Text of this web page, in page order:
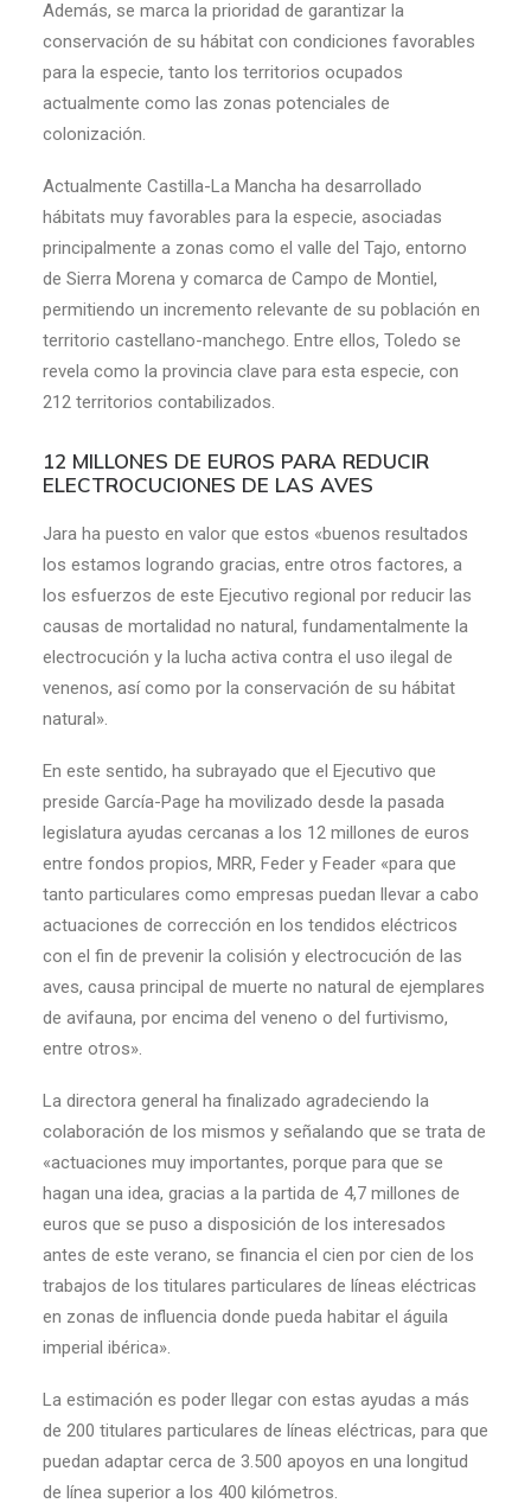
Además, se marca la prioridad de garantizar la
conservación de su hábitat con condiciones favorables
para la especie, tanto los territorios ocupados
actualmente como las zonas potenciales de
colonización.
Actualmente Castilla-La Mancha ha desarrollado
hábitats muy favorables para la especie, asociadas
principalmente a zonas como el valle del Tajo, entorno
de Sierra Morena y comarca de Campo de Montiel,
permitiendo un incremento relevante de su población en
territorio castellano-manchego. Entre ellos, Toledo se
revela como la provincia clave para esta especie, con
212 territorios contabilizados.
12 MILLONES DE EUROS PARA REDUCIR
ELECTROCUCIONES DE LAS AVES
Jara ha puesto en valor que estos «buenos resultados
los estamos logrando gracias, entre otros factores, a
los esfuerzos de este Ejecutivo regional por reducir las
causas de mortalidad no natural, fundamentalmente la
electrocución y la lucha activa contra el uso ilegal de
venenos, así como por la conservación de su hábitat
natural».
En este sentido, ha subrayado que el Ejecutivo que
preside García-Page ha movilizado desde la pasada
legislatura ayudas cercanas a los 12 millones de euros
entre fondos propios, MRR, Feder y Feader «para que
tanto particulares como empresas puedan llevar a cabo
actuaciones de corrección en los tendidos eléctricos
con el fin de prevenir la colisión y electrocución de las
aves, causa principal de muerte no natural de ejemplares
de avifauna, por encima del veneno o del furtivismo,
entre otros».
La directora general ha finalizado agradeciendo la
colaboración de los mismos y señalando que se trata de
«actuaciones muy importantes, porque para que se
hagan una idea, gracias a la partida de 4,7 millones de
euros que se puso a disposición de los interesados
antes de este verano, se financia el cien por cien de los
trabajos de los titulares particulares de líneas eléctricas
en zonas de influencia donde pueda habitar el águila
imperial ibérica».
La estimación es poder llegar con estas ayudas a más
de 200 titulares particulares de líneas eléctricas, para que
puedan adaptar cerca de 3.500 apoyos en una longitud
de línea superior a los 400 kilómetros.